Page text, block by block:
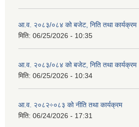
आ.व. २०८३/०८४ को बजेट, निति तथा कार्यक्रम
मिति: 06/25/2026 - 10:35
आ.व. २०८३/०८४ को बजेट, निति तथा कार्यक्रम
मिति: 06/25/2026 - 10:34
आ.व. २०८२÷०८३ को नीति तथा कार्यक्रम
मिति: 06/24/2026 - 17:31